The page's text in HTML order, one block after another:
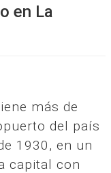
en La
más de
del país
1930, en un
capital con